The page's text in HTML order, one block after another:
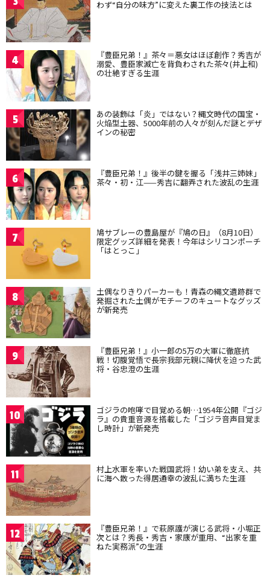
わず“自分の味方”に変えた裏工作の技法とは
4 『豊臣兄弟！』茶々＝悪女はほぼ創作？秀吉が
溺愛、豊臣家滅亡を背負わされた茶々(井上和)
の壮絶すぎる生涯
5 あの装飾は「炎」ではない？縄文時代の国宝・
火焔型土器、5000年前の人々が刻んだ謎とデザ
インの秘密
6 『豊臣兄弟！』後半の鍵を握る「浅井三姉妹」
茶々・初・江——秀吉に翻弄された波乱の生涯
7 鳩サブレーの豊島屋が『鳩の日』（8月10日）
限定グッズ詳細を発表！今年はシリコンポーチ
「はとっこ」
8 土偶なりきりパーカーも！青森の縄文遺跡群で
発掘された土偶がモチーフのキュートなグッズ
が新発売
9 『豊臣兄弟！』小一郎の5万の大軍に徹底抗
戦！切腹覚悟で長宗我部元親に降伏を迫った武
将・谷忠澄の生涯
10 ゴジラの咆哮で目覚める朝…1954年公開『ゴジ
ラ』の貴重音源を搭載した「ゴジラ音声目覚ま
し時計」が新発売
11 村上水軍を率いた戦国武将！幼い弟を支え、共
に海へ散った得居通幸の波乱に満ちた生涯
12 『豊臣兄弟！』で萩原護が演じる武将・小堀正
次とは？秀長・秀吉・家康が重用、“出家を重
ねた実務派”の生涯